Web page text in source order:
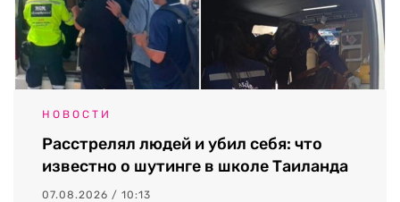
НОВОСТИ
Расстрелял людей и убил себя: что
известно о шутинге в школе Таиланда
07.08.2026 / 10:13